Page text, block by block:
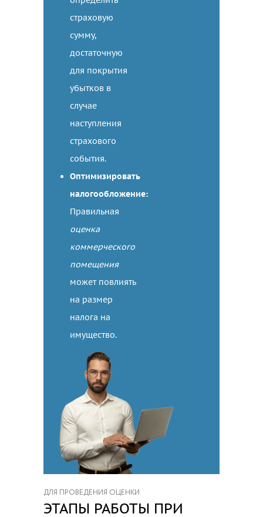
страховую
сумму,
достаточную
для покрытия
убытков в
случае
наступления
страхового
события.
Оптимизировать
налогообложение:
Правильная
оценка
коммерческого
помещения
может повлиять
на размер
налога на
имущество.
ДЛЯ ПРОВЕДЕНИЯ ОЦЕНКИ
ЭТАПЫ РАБОТЫ ПРИ